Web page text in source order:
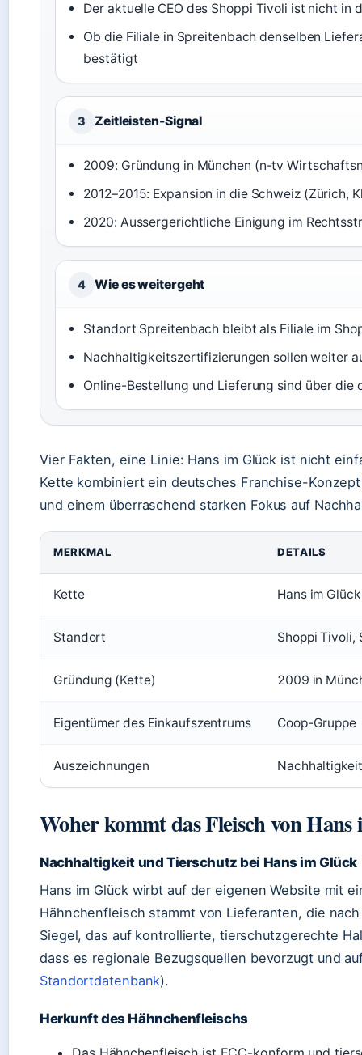
Der aktuelle CEO des Shoppi Tivoli ist nicht
Ob die Filiale in Spreitenbach denselben
bestätigt
3 Zeitleisten-Signal
2009: Gründung in München (n-tv
2012–2015: Expansion in die Schweiz
2020: Aussergerichtliche Einigung im
4 Wie es weitergeht
Standort Spreitenbach bleibt als Filiale im
Nachhaltigkeitszertifizierungen sollen weiter
Online-Bestellung und Lieferung sind über die
Vier Fakten, eine Linie: Hans im Glück ist nicht
Kette kombiniert ein deutsches Franchise-
und einem überraschend starken Fokus auf
MERKMAL DETAILS
Kette Hans im
Standort Shoppi Tivoli,
Gründung (Kette) 2009 in
Eigentümer des Einkaufszentrums Coop-Gruppe
Auszeichnungen
Woher kommt das Fleisch von
Nachhaltigkeit und Tierschutz bei Hans im Glück
Hans im Glück wirbt auf der eigenen Website mit
Hähnchenfleisch stammt von Lieferanten, die
Siegel, das auf kontrollierte, tierschutzgerechte
dass es regionale Bezugsquellen bevorzugt und
Standortdatenbank).
Herkunft des Hähnchenfleischs